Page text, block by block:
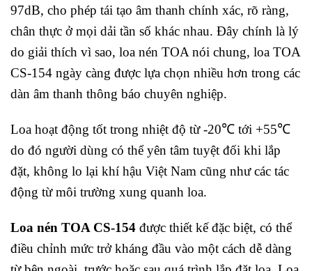
97dB, cho phép tái tạo âm thanh chính xác, rõ ràng,
chân thực ở mọi dải tần số khác nhau. Đây chính là lý
do giải thích vì sao, loa nén TOA nói chung, loa TOA
CS-154 ngày càng được lựa chọn nhiều hơn trong các
dàn âm thanh thông báo chuyên nghiệp.
Loa hoạt động tốt trong nhiệt độ từ -20℃ tới +55℃
do đó người dùng có thể yên tâm tuyệt đối khi lắp
đặt, không lo lại khí hậu Việt Nam cũng như các tác
động từ môi trường xung quanh loa.
Loa nén TOA CS-154 được thiết kế đặc biệt, có thể
điều chỉnh mức trở kháng đầu vào một cách dễ dàng